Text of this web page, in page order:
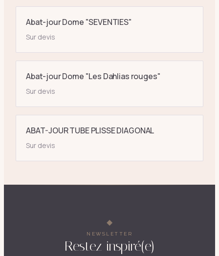
Abat-jour Dome "SEVENTIES"
Sur devis
Abat-jour Dome "Les Dahlias rouges"
Sur devis
ABAT-JOUR TUBE PLISSE DIAGONAL
Sur devis
NEWSLETTER
Restez inspiré(e)